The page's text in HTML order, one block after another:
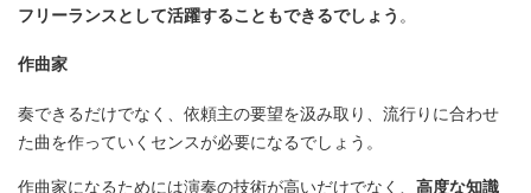
フリーランスとして活躍することもできるでしょう 。
作曲家
奏できるだけでなく、依頼主の要望を汲み取り、流行りに合わせ
た曲を作っていくセンスが必要になるでしょう。
作曲家になるためには演奏の技術が高いだけでなく、 高度な知識